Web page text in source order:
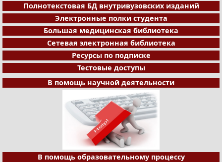
Полнотекстовая БД внутривузовских изданий
Электронные полки студента
Большая медицинская библиотека
Сетевая электронная библиотека
Ресурсы по подписке
Тестовые доступы
В помощь научной деятельности
В помощь образовательному процессу